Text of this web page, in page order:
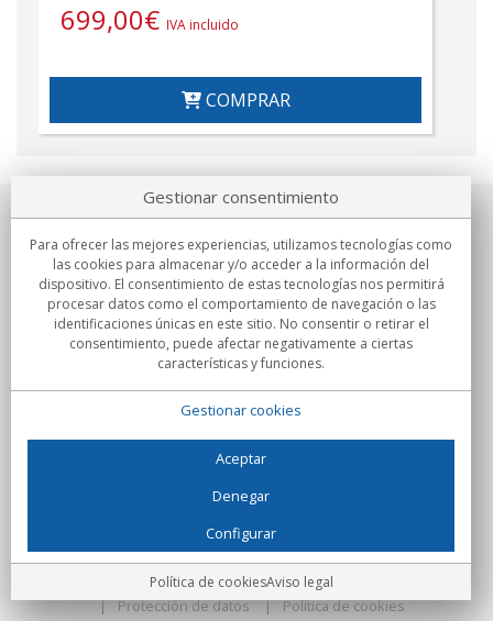
699,00€ IVA incluido
COMPRAR
Sobre nosotros
Compromisos
Compras
C/Flassaders, 13, Nave 6, 08130 Santa Perpètua de Mogoda
(Barcelona) - España
Locura Digital - Todos los derechos reservados
Protección de datos
Política de cookies
Gestionar consentimiento
Para ofrecer las mejores experiencias, utilizamos tecnologías como
las cookies para almacenar y/o acceder a la información del
dispositivo. El consentimiento de estas tecnologías nos permitirá
procesar datos como el comportamiento de navegación o las
identificaciones únicas en este sitio. No consentir o retirar el
consentimiento, puede afectar negativamente a ciertas
características y funciones.
Gestionar cookies
Aceptar
Denegar
Configurar
Política de cookiesAviso legal